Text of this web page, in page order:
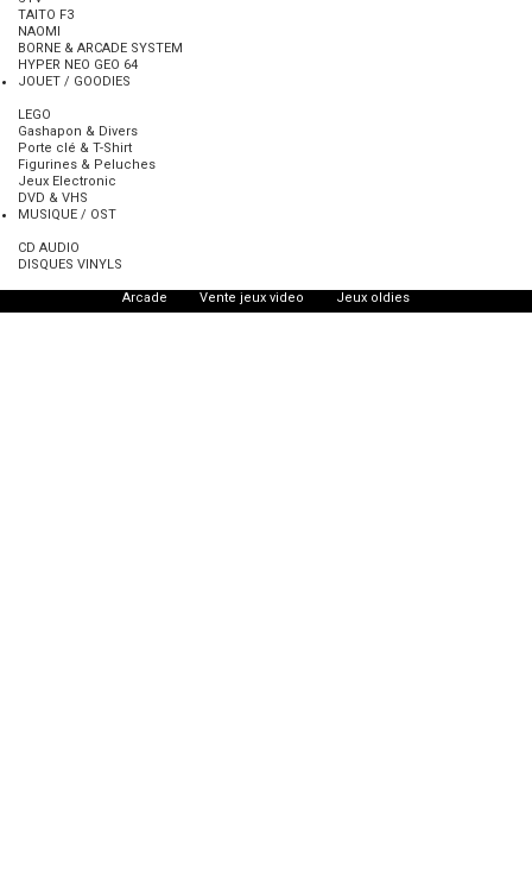
TAITO F3
NAOMI
BORNE & ARCADE SYSTEM
HYPER NEO GEO 64
JOUET / GOODIES
LEGO
Gashapon & Divers
Porte clé & T-Shirt
Figurines & Peluches
Jeux Electronic
DVD & VHS
MUSIQUE / OST
CD AUDIO
DISQUES VINYLS
Email :
Youtube :
Instagram :@retrogame_shop_paris
vigadi
CGV
FAQ
Mentions Légales
Jeux video retro
Arcade
Vente jeux video Jeux oldies